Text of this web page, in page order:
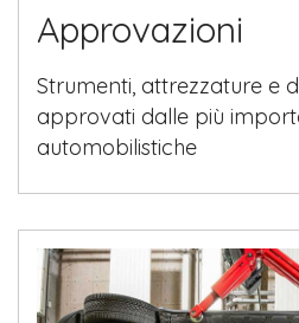
Approvazioni
Strumenti, attrezzature e
approvati dalle più
automobilistiche